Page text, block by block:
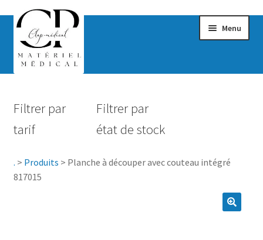
Menu
Hygiène
Filtrer par
tarif
Filtrer par
état de stock
. > Produits > Planche à découper avec couteau intégré
817015